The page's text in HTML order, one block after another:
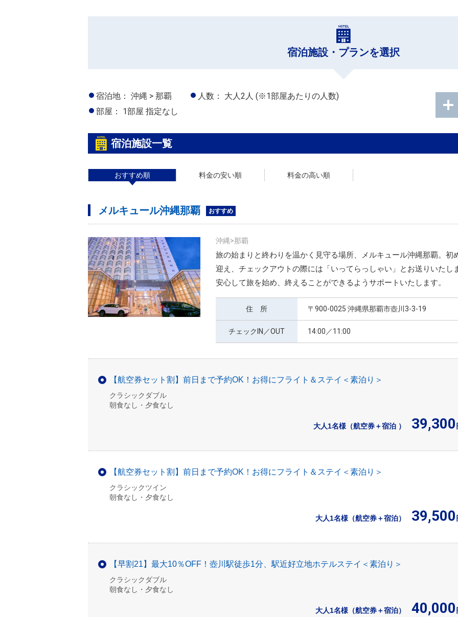
宿泊施設・プランを選択
宿泊地： 沖縄 > 那覇 人数： 大人2人 (※1部屋あたりの人数)
部屋：
1部屋 指定なし
宿泊施設一覧
おすすめ順 料金の安い順 料金の高い順
メルキュール沖縄那覇 おすすめ
沖縄>那覇
旅の始まりと終わりを温かく見守る場所、メルキュール沖縄那覇。
迎え、チェックアウトの際には「いってらっしゃい」とお送りいたし
安心して旅を始め、終えることができるようサポートいたします。
住 所 〒900-0025 沖縄県那覇市壺川3-3-19
チェックIN／OUT 14:00／11:00
【航空券セット割】前日まで予約OK！お得にフライト＆ステイ＜素泊り＞
クラシックダブル
朝食なし・夕食なし
大人1名様（航空券＋宿泊 ） 39,300
【航空券セット割】前日まで予約OK！お得にフライト＆ステイ＜素泊り＞
クラシックツイン
朝食なし・夕食なし
大人1名様（航空券＋宿泊） 39,500
【早割21】最大10％OFF！壺川駅徒歩1分、駅近好立地ホテルステイ＜素泊り＞
クラシックダブル
朝食なし・夕食なし
大人1名様（航空券＋宿泊） 40,000